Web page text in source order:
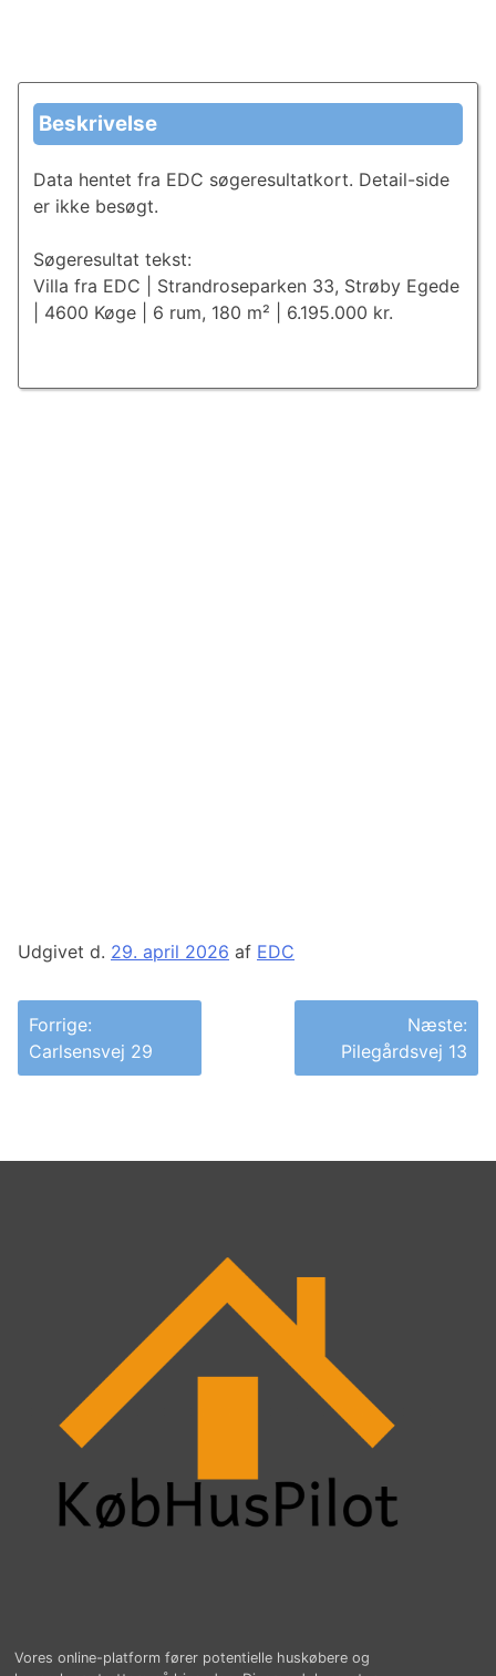
Beskrivelse
Data hentet fra EDC søgeresultatkort. Detail-side
er ikke besøgt.
Søgeresultat tekst:
Villa fra EDC | Strandroseparken 33, Strøby Egede
| 4600 Køge | 6 rum, 180 m² | 6.195.000 kr.
Udgivet d. 29. april 2026 af EDC
Indlægsnavigation
Forrige:
Carlsensvej 29
Næste:
Pilegårdsvej 13
Vores online-platform fører potentielle huskøbere og